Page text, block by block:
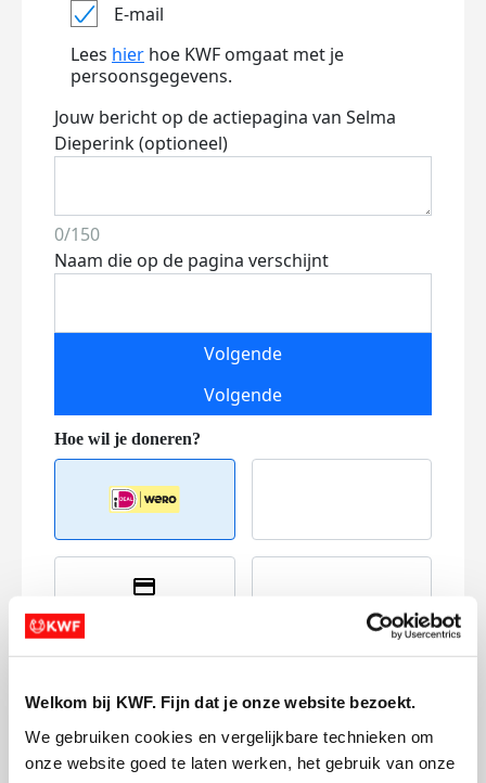
Welkom bij KWF. Fijn dat je onze website bezoekt.
We gebruiken cookies en vergelijkbare technieken om
onze website goed te laten werken, het gebruik van onze
E-mail
Lees hier hoe KWF omgaat met je
persoonsgegevens.
Jouw bericht op de actiepagina van Selma
Dieperink (optioneel)
0/150
Naam die op de pagina verschijnt
Volgende
Volgende
Referentie